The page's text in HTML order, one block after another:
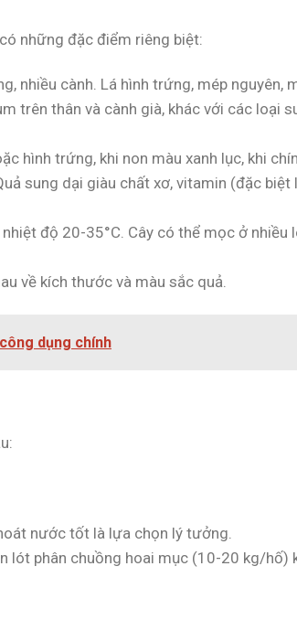
những đặc điểm riêng biệt:
nhiều cành. Lá hình trứng, mép nguyên,
trên thân và cành già, khác với các loại
hình trứng, khi non màu xanh lục, khi chín
sung dại giàu chất xơ, vitamin (đặc biệt
độ 20-35°C. Cây có thể mọc ở nhiều
về kích thước và màu sắc quả.
dụng chính
nước tốt là lựa chọn lý tưởng.
lót phân chuồng hoai mục (10-20 kg/hố)